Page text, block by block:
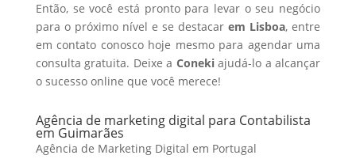
Então, se você está pronto para levar o seu negócio
para o próximo nível e se destacarem Lisboa, entre
em contato conosco hoje mesmo para agendar uma
consulta gratuita. Deixe a Conekiajudá-lo a alcançar
o sucesso online que você merece!
Agência de marketing digital para Contabilista
em Guimarães
Agência de Marketing Digital em Portugal